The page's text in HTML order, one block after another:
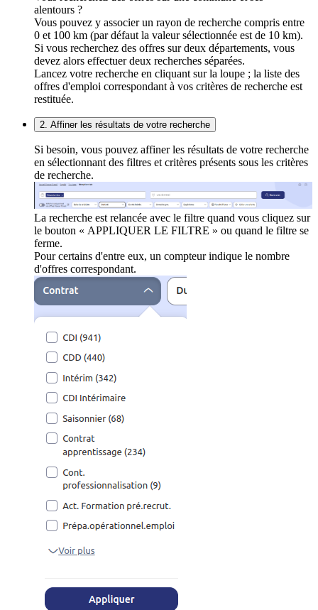
alentours ?
Vous pouvez y associer un rayon de recherche compris entre
0 et 100 km (par défaut la valeur sélectionnée est de 10 km).
Si vous recherchez des offres sur deux départements, vous
devez alors effectuer deux recherches séparées.
Lancez votre recherche en cliquant sur la loupe ; la liste des
offres d'emploi correspondant à vos critères de recherche est
restituée.
2. Affiner les résultats de votre recherche
Si besoin, vous pouvez affiner les résultats de votre recherche
en sélectionnant des filtres et critères présents sous les critères
de recherche.
La recherche est relancée avec le filtre quand vous cliquez sur
le bouton « APPLIQUER LE FILTRE » ou quand le filtre se
ferme.
Pour certains d'entre eux, un compteur indique le nombre
d'offres correspondant.